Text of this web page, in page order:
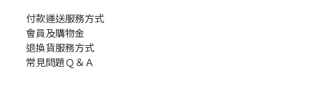
付款運送服務方式
會員及購物金
退換貨服務方式
常見問題Ｑ＆Ａ